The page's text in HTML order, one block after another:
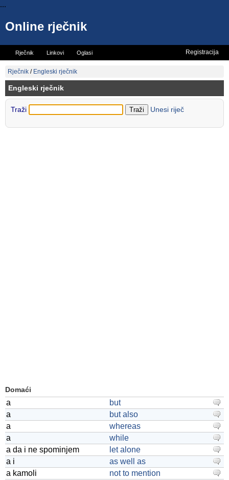
...
Online rječnik
Rječnik Linkovi Oglasi
Vicevi Mini rječnik
Registracija
Rječnik / Engleski rječnik
Engleski rječnik
Traži Unesi riječ
Domaći
a
but
a
but also
a
whereas
a
while
a da i ne spominjem
let alone
a i
as well as
a kamoli
not to mention